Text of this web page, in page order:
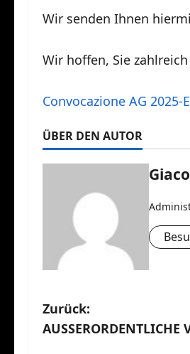
Wir senden Ihnen
Wir hoffen, Sie
Convocazione AG 2025-
ÜBER DEN AUTOR
B
e
Zurück:
AUSSERORDENTLICHE